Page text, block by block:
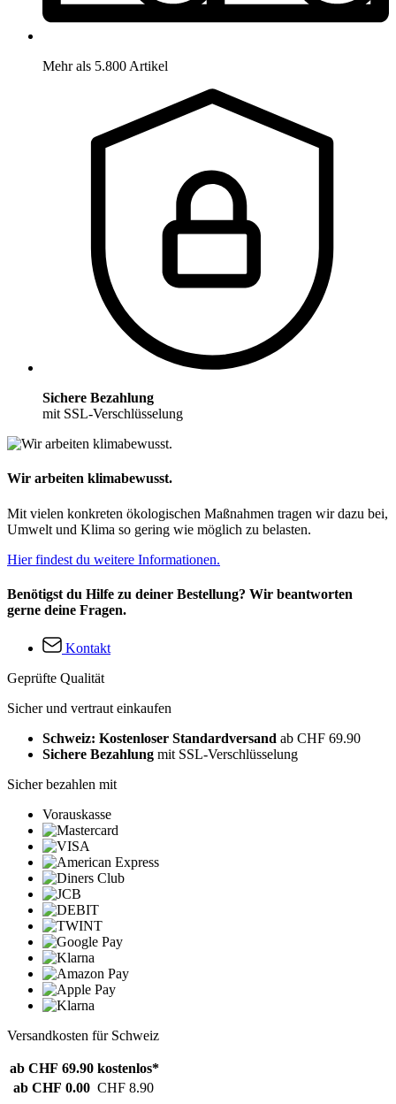
Mehr als 5.800 Artikel
Sichere Bezahlung
mit SSL-Verschlüsselung
Wir arbeiten klimabewusst.
Mit vielen konkreten ökologischen Maßnahmen tragen wir dazu bei,
Umwelt und Klima so gering wie möglich zu belasten.
Hier findest du weitere Informationen.
Benötigst du Hilfe zu deiner Bestellung? Wir beantworten
gerne deine Fragen.
Kontakt
Geprüfte Qualität
Sicher und vertraut einkaufen
Schweiz: Kostenloser Standardversand ab CHF 69.90
Sichere Bezahlung mit SSL-Verschlüsselung
Sicher bezahlen mit
Vorauskasse
Versandkosten für Schweiz
ab CHF 69.90 kostenlos*
ab CHF 0.00 CHF 8.90